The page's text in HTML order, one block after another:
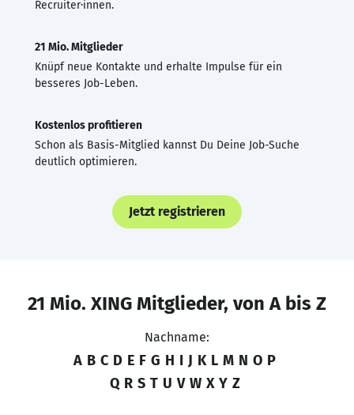
Recruiter·innen.
21 Mio. Mitglieder
Knüpf neue Kontakte und erhalte Impulse für ein
besseres Job-Leben.
Kostenlos profitieren
Schon als Basis-Mitglied kannst Du Deine Job-Suche
deutlich optimieren.
Jetzt registrieren
21 Mio. XING Mitglieder, von A bis Z
Nachname:
A B C D E F G H I J K L M N O P
Q R S T U V W X Y Z